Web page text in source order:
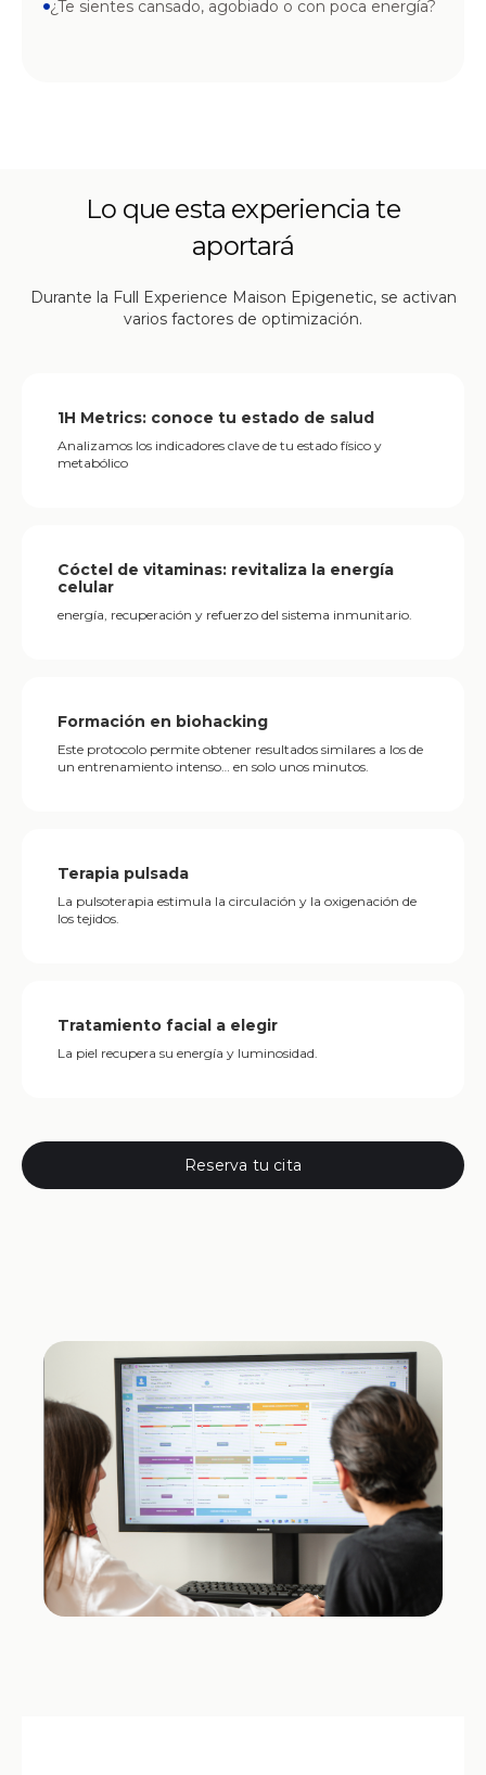
¿Te sientes cansado, agobiado o con poca energía?
Lo que esta experiencia te
aportará
Durante la Full Experience Maison Epigenetic, se activan
varios factores de optimización.
1H Metrics: conoce tu estado de salud
Analizamos los indicadores clave de tu estado físico y
metabólico
Cóctel de vitaminas: revitaliza la energía
celular
energía, recuperación y refuerzo del sistema inmunitario.
Formación en biohacking
Este protocolo permite obtener resultados similares a los de
un entrenamiento intenso… en solo unos minutos.
Terapia pulsada
La pulsoterapia estimula la circulación y la oxigenación de
los tejidos.
Tratamiento facial a elegir
La piel recupera su energía y luminosidad.
Reserva tu cita